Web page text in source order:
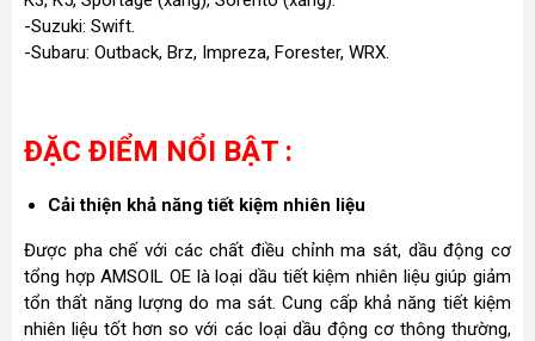
-Suzuki: Swift.
-Subaru: Outback, Brz, Impreza, Forester, WRX.
ĐẶC ĐIỂM NỔI BẬT :
Cải thiện khả năng tiết kiệm nhiên liệu
Được pha chế với các chất điều chỉnh ma sát, dầu động cơ
tổng hợp AMSOIL OE là loại dầu tiết kiệm nhiên liệu giúp giảm
tổn thất năng lượng do ma sát. Cung cấp khả năng tiết kiệm
nhiên liệu tốt hơn so với các loại dầu động cơ thông thường,